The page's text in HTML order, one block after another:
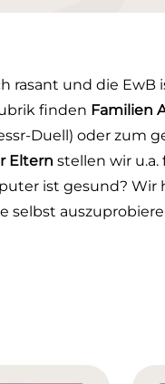
rasant und die
finden Familien
Duell) oder zum
Eltern stellen wir u.a.
ist gesund?
selbst